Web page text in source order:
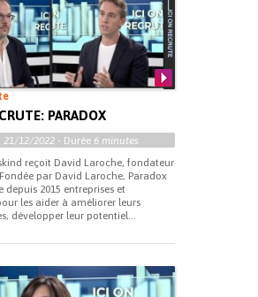
PARADOX
21/12/2022 - Durée 6 minutes
reçoit David Laroche, fondateur
par David Laroche, Paradox
depuis 2015 entreprises et
les aider à améliorer leurs
développer leur potentiel...